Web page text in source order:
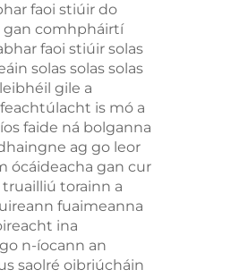
faoi stiúir do
gan comhpháirtí
faoi stiúir solas
solas solas solas
gile a
is mó a
faide ná bolganna
ag go leor
ócáideacha gan cur
torainn a
fuaimeanna
ina
n-íocann an
saolré oibriúcháin